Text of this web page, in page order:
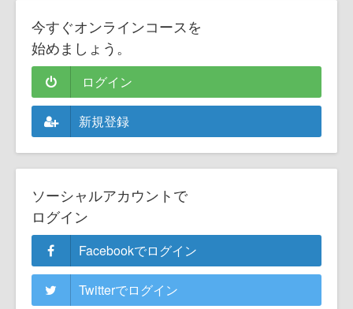
今すぐオンラインコースを
始めましょう。
ログイン
新規登録
ソーシャルアカウントで
ログイン
Facebookでログイン
Twitterでログイン